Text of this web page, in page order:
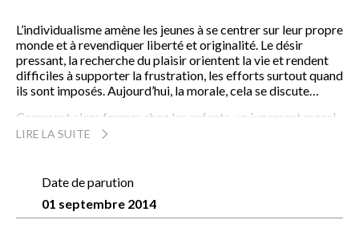
L’individualisme amène les jeunes à se centrer sur leur propre
monde et à revendiquer liberté et originalité. Le désir
pressant, la recherche du plaisir orientent la vie et rendent
difficiles à supporter la frustration, les efforts surtout quand
ils sont imposés. Aujourd’hui, la morale, cela se discute…
Comment alors former chez les enfants, un jugement moral
qui peut éclairer leur conduite dans un monde complexe, et
Tel est le défi.
Cet ouvrage pour les enfants de 8 à 12 ans ne se veut pas
moralisateur mais les sensibilise à des principes de morale,
LIRE LA SUITE
Date de parution
01 septembre 2014